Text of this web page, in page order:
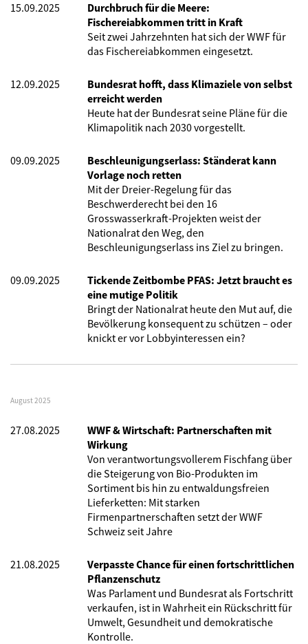
15.09.2025
Durchbruch für die Meere:
Fischereiabkommen tritt in Kraft
Seit zwei Jahrzehnten hat sich der WWF für
das Fischereiabkommen eingesetzt.
12.09.2025
Bundesrat hofft, dass Klimaziele von selbst
erreicht werden
Heute hat der Bundesrat seine Pläne für die
Klimapolitik nach 2030 vorgestellt.
09.09.2025
Beschleunigungserlass: Ständerat kann
Vorlage noch retten
Mit der Dreier-Regelung für das
Beschwerderecht bei den 16
Grosswasserkraft-Projekten weist der
Nationalrat den Weg, den
Beschleunigungserlass ins Ziel zu bringen.
09.09.2025
Tickende Zeitbombe PFAS: Jetzt braucht es
eine mutige Politik
Bringt der Nationalrat heute den Mut auf, die
Bevölkerung konsequent zu schützen – oder
knickt er vor Lobbyinteressen ein?
August 2025
27.08.2025
WWF & Wirtschaft: Partnerschaften mit
Wirkung
Von verantwortungsvollerem Fischfang über
die Steigerung von Bio-Produkten im
Sortiment bis hin zu entwaldungsfreien
Lieferketten: Mit starken
Firmenpartnerschaften setzt der WWF
Schweiz seit Jahre
21.08.2025
Verpasste Chance für einen fortschrittlichen
Pflanzenschutz
Was Parlament und Bundesrat als Fortschritt
verkaufen, ist in Wahrheit ein Rückschritt für
Umwelt, Gesundheit und demokratische
Kontrolle.